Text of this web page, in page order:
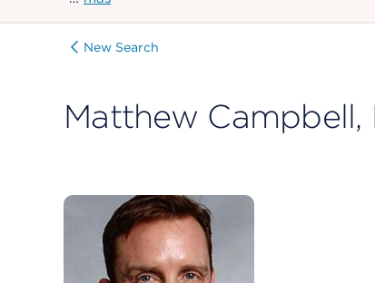
New Search
Matthew Campbell,